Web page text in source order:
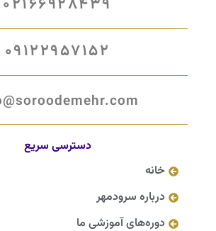
09122957152
دسترسی سریع
خانه
درباره سرودمهر
دوره‌های آموزشی ما